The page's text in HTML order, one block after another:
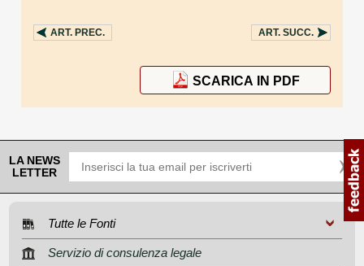
ART. PREC. ART. SUCC.
SCARICA IN PDF
LA NEWS
LETTER
Tutte le Fonti
Servizio di consulenza legale